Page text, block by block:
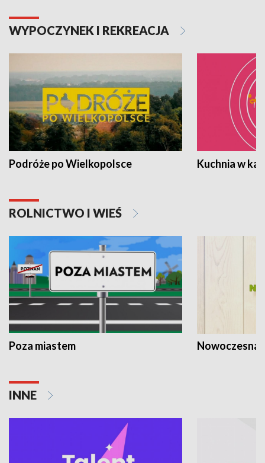
WYPOCZYNEK I REKREACJA
Podróże po Wielkopolsce Kuchnia w
ROLNICTWO I WIEŚ
Poza miastem Nowoczesna
INNE